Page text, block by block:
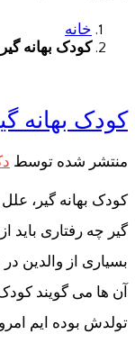
خانه
کودک بهانه گیر
کودک بهانه
منتشر شده توسط
کودک بهانه گیر،
گیر چه رفتاری
بسیاری از والدین
آن ها می گویند
تولدش بوده ایم